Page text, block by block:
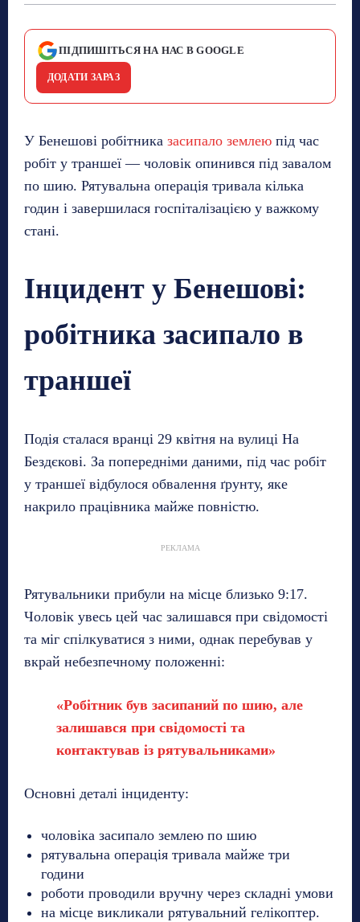
ПІДПИШІТЬСЯ НА НАС В GOOGLE
ДОДАТИ ЗАРАЗ
У Бенешові робітника засипало землею під час
робіт у траншеї — чоловік опинився під завалом
по шию. Рятувальна операція тривала кілька
годин і завершилася госпіталізацією у важкому
стані.
Інцидент у Бенешові:
робітника засипало в
траншеї
Подія сталася вранці 29 квітня на вулиці На
Бездєкові. За попередніми даними, під час робіт
у траншеї відбулося обвалення ґрунту, яке
накрило працівника майже повністю.
РЕКЛАМА
Рятувальники прибули на місце близько 9:17.
Чоловік увесь цей час залишався при свідомості
та міг спілкуватися з ними, однак перебував у
вкрай небезпечному положенні:
«Робітник був засипаний по шию, але
залишався при свідомості та
контактував із рятувальниками»
Основні деталі інциденту:
чоловіка засипало землею по шию
рятувальна операція тривала майже три
години
роботи проводили вручну через складні умови
на місце викликали рятувальний гелікоптер.